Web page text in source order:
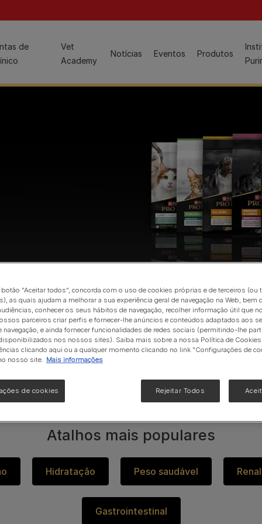
de
Guia de produto Pro Plan
Vet
Academy
Conteúdos para alunos de medicina veterinária:
Bem‑vindo(a) aos Jovens Veterinários
Hidratação
Notícias Eventos Produtos
Dietas veterinárias e produtos relacionados para gatos
Nutrição e cuidados especializados para gatos
Nutrição de manutenção em gatos
Veja toda a nossa gama de produtos para gatos
para cães e gatos, desenvolvido por nutricionistas,
Purina!​
composta por dietas de prescrição, fórmulas de
Atalhos mais populares
Hidratação Peso saudável​ Renal
Gastrointestinal
"Aceitar todos", concorda com o uso de cookies próprias e de terceiros (ou
as quais ajudam a melhorar a sua experiência geral de navegação na Web, bem
conhecer os seus hábitos de navegação, recolher informação útil que
parceiros criar perfis e fornecer-lhe anúncios e conteúdos adaptados aos
navegação, e ainda fornecer funcionalidades de redes sociais (permitindo-lhe
nos nossos sites). Saiba mais sobre a nossa Política de Cookies
clicando aqui ou a qualquer momento clicando no link "Configurações de
nosso site. Mais informações
de cookies Rejeitar Todos